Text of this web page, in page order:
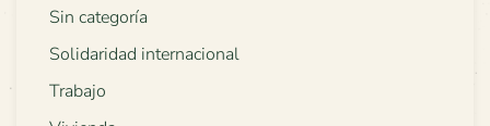
Sin categoría
Solidaridad internacional
Trabajo